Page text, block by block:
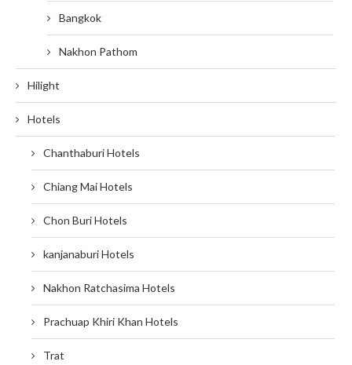
Bangkok
Nakhon Pathom
Hilight
Hotels
Chanthaburi Hotels
Chiang Mai Hotels
Chon Buri Hotels
kanjanaburi Hotels
Nakhon Ratchasima Hotels
Prachuap Khiri Khan Hotels
Trat